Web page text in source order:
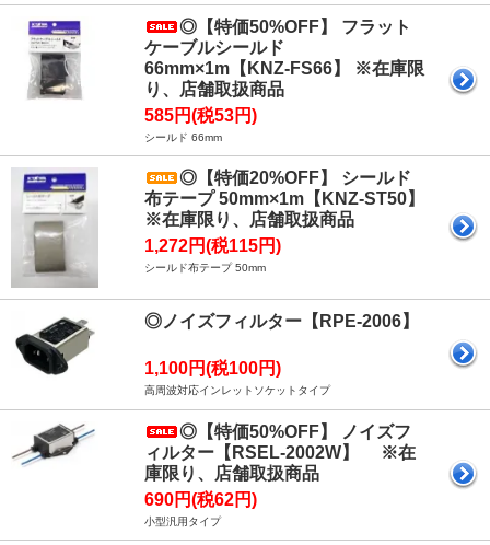
◎【特価50%OFF】 フラット
ケーブルシールド
66mm×1m【KNZ-FS66】 ※在庫限
り、店舗取扱商品
585円(税53円)
シールド 66mm
◎【特価20%OFF】 シールド
布テープ 50mm×1m【KNZ-ST50】
※在庫限り、店舗取扱商品
1,272円(税115円)
シールド布テープ 50mm
◎ノイズフィルター【RPE-2006】
1,100円(税100円)
高周波対応インレットソケットタイプ
◎【特価50%OFF】 ノイズフ
ィルター【RSEL-2002W】 ※在
庫限り、店舗取扱商品
690円(税62円)
小型汎用タイプ